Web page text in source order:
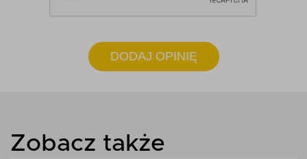
DODAJ OPINIĘ
Zobacz także